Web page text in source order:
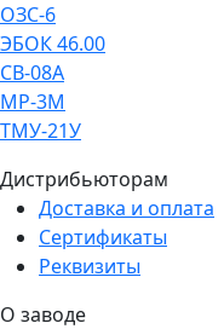
ОЗС-6
ЭБОК 46.00
СВ-08А
МР-3М
ТМУ-21У
Дистрибьюторам
Доставка и оплата
Сертификаты
Реквизиты
О заводе